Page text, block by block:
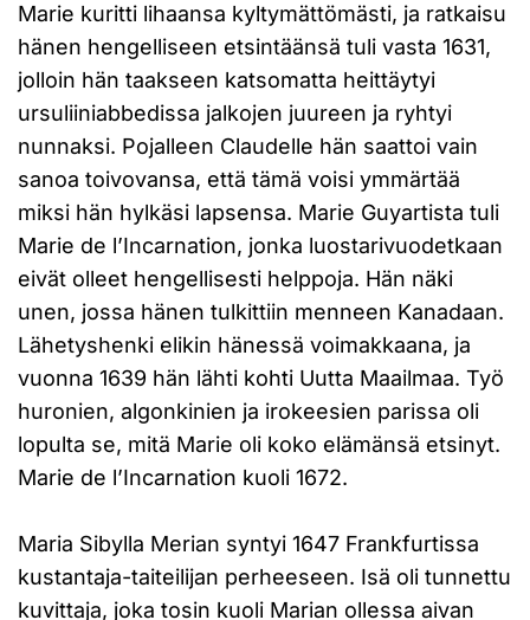
Marie kuritti lihaansa kyltymättömästi, ja ratkaisu
hänen hengelliseen etsintäänsä tuli vasta 1631,
jolloin hän taakseen katsomatta heittäytyi
ursuliiniabbedissa jalkojen juureen ja ryhtyi
nunnaksi. Pojalleen Claudelle hän saattoi vain
sanoa toivovansa, että tämä voisi ymmärtää
miksi hän hylkäsi lapsensa. Marie Guyartista tuli
Marie de l’Incarnation, jonka luostarivuodetkaan
eivät olleet hengellisesti helppoja. Hän näki
unen, jossa hänen tulkittiin menneen Kanadaan.
Lähetyshenki elikin hänessä voimakkaana, ja
vuonna 1639 hän lähti kohti Uutta Maailmaa. Työ
huronien, algonkinien ja irokeesien parissa oli
lopulta se, mitä Marie oli koko elämänsä etsinyt.
Marie de l’Incarnation kuoli 1672.
Maria Sibylla Merian syntyi 1647 Frankfurtissa
kustantaja-taiteilijan perheeseen. Isä oli tunnettu
kuvittaja, joka tosin kuoli Marian ollessa aivan